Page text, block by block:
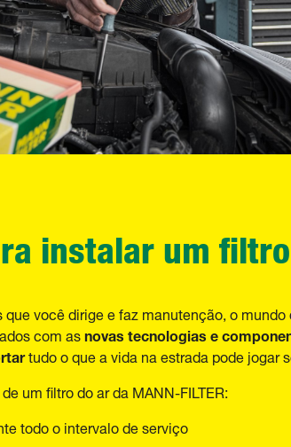
instalar um
você dirige e faz manutenção, o mundo
com asnovas tecnologias e
tudo o que a vida na estrada pode jogar
um filtro do ar da MANN-FILTER:
todo o intervalo de serviço